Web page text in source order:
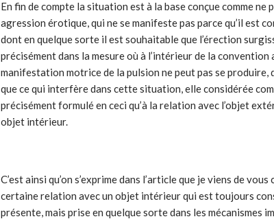
En fin de compte la situation est à la base conçue comme ne
agression érotique, qui ne se manifeste pas parce qu’il est
dont en quelque sorte il est souhaitable que l’érection
précisément dans la mesure où à l’intérieur de la
manifestation motrice de la pulsion ne peut pas se pro­duire,
que ce qui interfère dans cette situation, elle considérée
précisément formulé en ceci qu’à la relation avec l’objet
objet intérieur.
C’est ainsi qu’on s’exprime dans l’article que je viens de
certaine relation avec un objet intérieur qui est toujours
présente, mais prise en quelque sorte dans les mécanismes